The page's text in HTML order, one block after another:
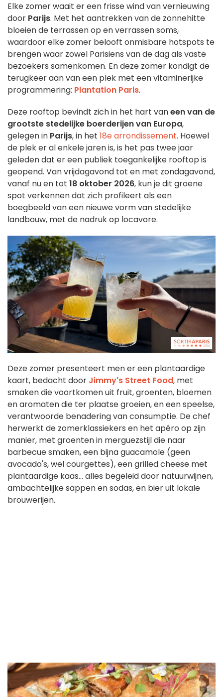
Elke zomer waait er een frisse wind van vernieuwing
door Parijs. Met het aantrekken van de zonnehitte
bloeien de terrassen op en verrassen soms,
waardoor elke zomer belooft onmisbare hotspots te
brengen waar zowel Parisiens van de dag als vaste
bezoekers samenkomen. En deze zomer kondigt de
terugkeer aan van een plek met een vitaminerijke
programmering: Plantation Paris.
Deze rooftop bevindt zich in het hart vaneen van de
grootste stedelijke boerderijen van Europa,
gelegen in Parijs, in het 18e arrondissement. Hoewel
de plek er al enkele jaren is, is het pas twee jaar
geleden dat er een publiek toegankelijke rooftop is
geopend. Van vrijdagavond tot en met zondagavond,
vanaf nu en tot 18 oktober 2026, kun je dit groene
spot verkennen dat zich profileert als een
boegbeeld van een nieuwe vorm van stedelijke
landbouw, met de nadruk op locavore.
Deze zomer presenteert men er een plantaardige
kaart, bedacht door Jimmy's Street Food, met
smaken die voortkomen uit fruit, groenten, bloemen
en aromaten die ter plaatse groeien, en een speelse,
verantwoorde benadering van consumptie. De chef
herwerkt de zomerklassiekers en het apéro op zijn
manier, met groenten in merguezstijl die naar
barbecue smaken, een bijna guacamole (geen
avocado's, wel courgettes), een grilled cheese met
plantaardige kaas... alles begeleid door natuurwijnen,
ambachtelijke sappen en sodas, en bier uit lokale
brouwerijen.